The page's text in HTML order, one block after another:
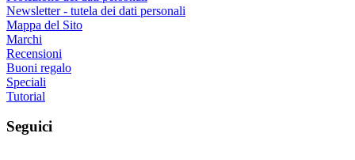
Newsletter - tutela dei dati personali
Mappa del Sito
Marchi
Recensioni
Buoni regalo
Speciali
Tutorial
Seguici